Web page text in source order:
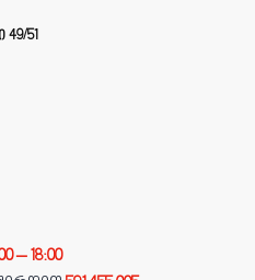
51
– 18:00